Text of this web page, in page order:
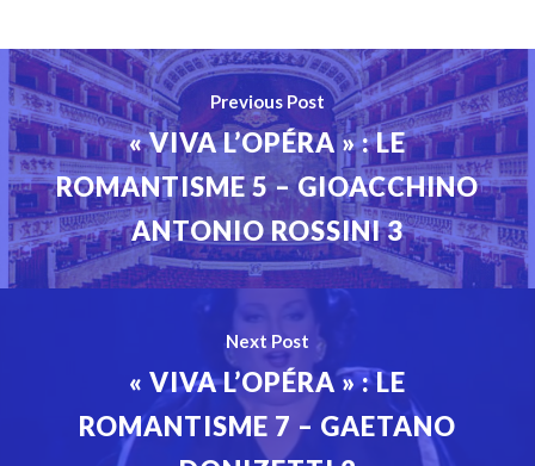
Previous Post
« VIVA L’OPÉRA » : LE
ROMANTISME 5 – GIOACCHINO
ANTONIO ROSSINI 3
Next Post
« VIVA L’OPÉRA » : LE
ROMANTISME 7 – GAETANO